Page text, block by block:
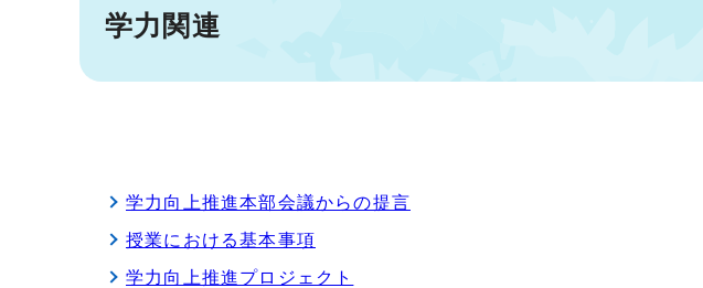
学力関連
学力向上推進本部会議からの提言
授業における基本事項
学力向上推進プロジェクト